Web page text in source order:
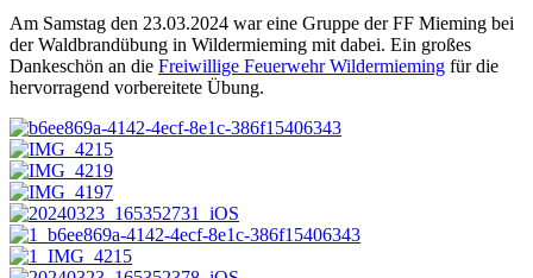
Am Samstag den 23.03.2024 war eine Gruppe der FF Mieming bei
der Waldbrandübung in Wildermieming mit dabei. Ein großes
Dankeschön an die Freiwillige Feuerwehr Wildermieming für die
hervorragend vorbereitete Übung.